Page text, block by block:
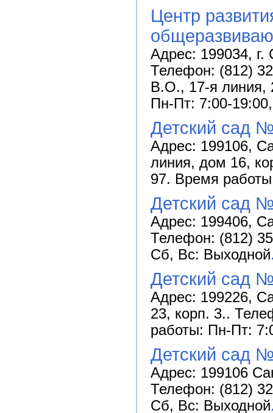
Центр
Адрес: 199034,
Телефон: (812)
В.О., 17-я линия,
Пн-Пт: 7:00-
Детский сад
Адрес: 199106,
линия, дом 16,
97. Время
Детский сад
Адрес: 199406,
Телефон: (812)
Сб, Вс: Выходной
Детский сад
Адрес: 199226,
23, корп. 3..
работы: Пн-Пт:
Детский сад
Адрес: 199106
Телефон: (812)
Сб, Вс: Выходной